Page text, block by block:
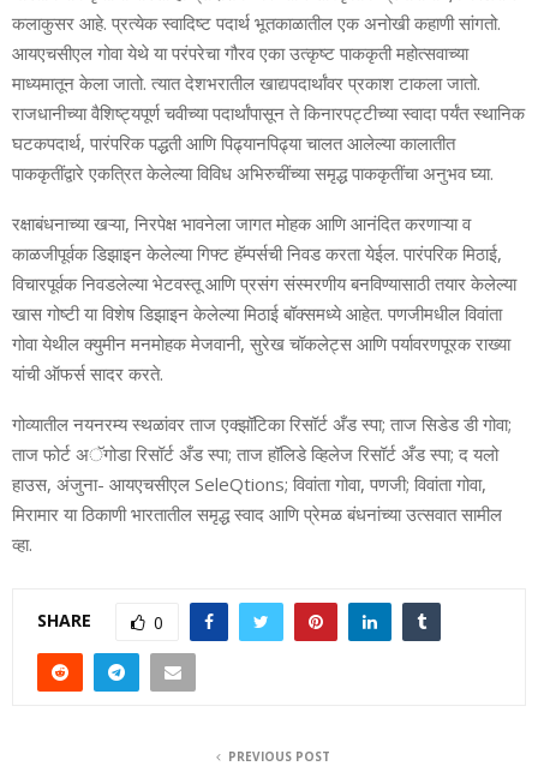
कलाकुसर आहे. प्रत्येक स्वादिष्ट पदार्थ भूतकाळातील एक अनोखी कहाणी सांगतो.
आयएचसीएल गोवा येथे या परंपरेचा गौरव एका उत्कृष्ट पाककृती महोत्सवाच्या
माध्यमातून केला जातो. त्यात देशभरातील खाद्यपदार्थांवर प्रकाश टाकला जातो.
राजधानीच्या वैशिष्ट्यपूर्ण चवीच्या पदार्थांपासून ते किनारपट्टीच्या स्वादा पर्यंत स्थानिक
घटकपदार्थ, पारंपरिक पद्धती आणि पिढ्यानपिढ्या चालत आलेल्या कालातीत
पाककृतींद्वारे एकत्रित केलेल्या विविध अभिरुचींच्या समृद्ध पाककृतींचा अनुभव घ्या.
रक्षाबंधनाच्या खऱ्या, निरपेक्ष भावनेला जागत मोहक आणि आनंदित करणाऱ्या व
काळजीपूर्वक डिझाइन केलेल्या गिफ्ट हॅम्पर्सची निवड करता येईल. पारंपरिक मिठाई,
विचारपूर्वक निवडलेल्या भेटवस्तू आणि प्रसंग संस्मरणीय बनविण्यासाठी तयार केलेल्या
खास गोष्टी या विशेष डिझाइन केलेल्या मिठाई बॉक्समध्ये आहेत. पणजीमधील विवांता
गोवा येथील क्युमीन मनमोहक मेजवानी, सुरेख चॉकलेट्स आणि पर्यावरणपूरक राख्या
यांची ऑफर्स सादर करते.
गोव्यातील नयनरम्य स्थळांवर ताज एक्झॉटिका रिसॉर्ट अँड स्पा; ताज सिडेड डी गोवा;
ताज फोर्ट अॅगोडा रिसॉर्ट अँड स्पा; ताज हॉलिडे व्हिलेज रिसॉर्ट अँड स्पा; द यलो
हाउस, अंजुना- आयएचसीएल SeleQtions; विवांता गोवा, पणजी; विवांता गोवा,
मिरामार या ठिकाणी भारतातील समृद्ध स्वाद आणि प्रेमळ बंधनांच्या उत्सवात सामील
व्हा.
SHARE 0
PREVIOUS POST